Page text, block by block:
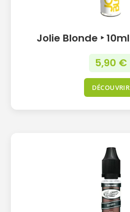
Jolie Blonde ‣ 10ml
5,90 €
DÉCOUVRIR